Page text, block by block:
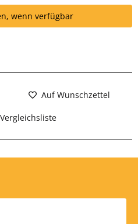
wenn verfügbar
Auf Wunschzettel